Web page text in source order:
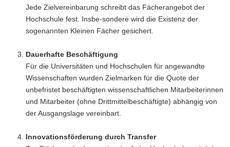
Jede Zielvereinbarung schreibt das Fächerangebot der
Hochschule fest. Insbe-sondere wird die Existenz der
sogenannten Kleinen Fächer gesichert.
Dauerhafte Beschäftigung
Für die Universitäten und Hochschulen für angewandte
Wissenschaften wurden Zielmarken für die Quote der
unbefristet beschäftigten wissenschaftlichen Mitarbeiterinnen
und Mitarbeiter (ohne Drittmittelbeschäftigte) abhängig von
der Ausgangslage vereinbart.
Innovationsförderung durch Transfer